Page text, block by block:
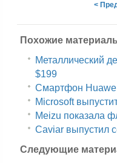
<
Похожие
Металлический
$199
Смартфон
Microsoft
Meizu показала
Caviar выпустил
Следующие